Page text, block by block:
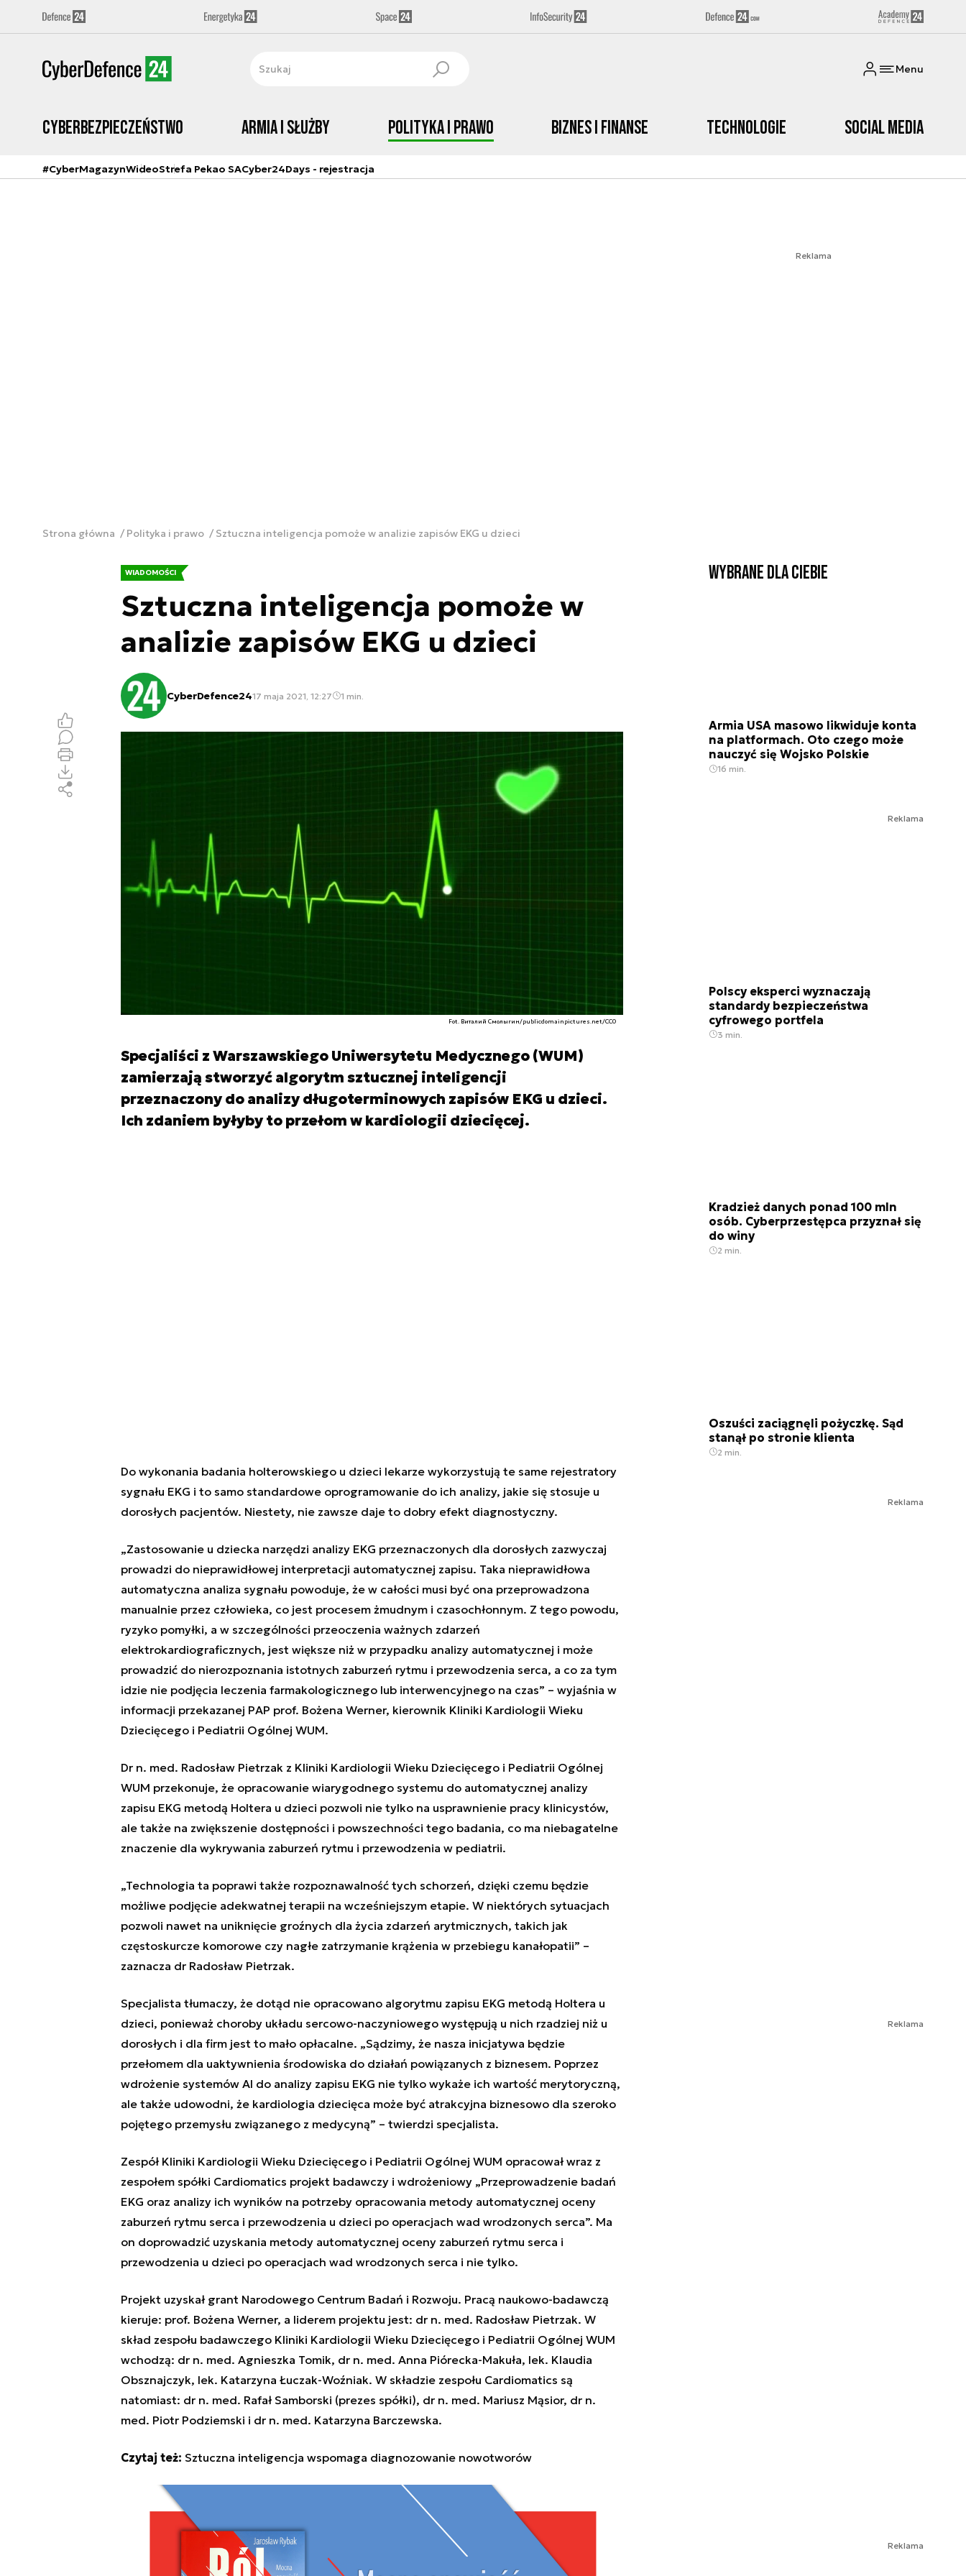
Menu
Cyberbezpieczeństwo Armia i Służby Polityka i prawo Biznes i Finanse Technologie Social media
#CyberMagazynWideoStrefa Pekao SACyber24Days - rejestracja
Reklama
Strona główna Polityka i prawo Sztuczna inteligencja pomoże w analizie zapisów EKG u dzieci
WIADOMOŚCI
Sztuczna inteligencja pomoże w
analizie zapisów EKG u dzieci
CyberDefence2417 maja 2021, 12:27 1 min.
Fot. Виталий Смолыгин/publicdomainpictures.net/CC0
Specjaliści z Warszawskiego Uniwersytetu Medycznego (WUM)
zamierzają stworzyć algorytm sztucznej inteligencji
przeznaczony do analizy długoterminowych zapisów EKG u dzieci.
Ich zdaniem byłyby to przełom w kardiologii dziecięcej.
Do wykonania badania holterowskiego u dzieci lekarze wykorzystują te same rejestratory
sygnału EKG i to samo standardowe oprogramowanie do ich analizy, jakie się stosuje u
dorosłych pacjentów. Niestety, nie zawsze daje to dobry efekt diagnostyczny.
„Zastosowanie u dziecka narzędzi analizy EKG przeznaczonych dla dorosłych zazwyczaj
prowadzi do nieprawidłowej interpretacji automatycznej zapisu. Taka nieprawidłowa
automatyczna analiza sygnału powoduje, że w całości musi być ona przeprowadzona
manualnie przez człowieka, co jest procesem żmudnym i czasochłonnym. Z tego powodu,
ryzyko pomyłki, a w szczególności przeoczenia ważnych zdarzeń
elektrokardiograficznych, jest większe niż w przypadku analizy automatycznej i może
prowadzić do nierozpoznania istotnych zaburzeń rytmu i przewodzenia serca, a co za tym
idzie nie podjęcia leczenia farmakologicznego lub interwencyjnego na czas” – wyjaśnia w
informacji przekazanej PAP prof. Bożena Werner, kierownik Kliniki Kardiologii Wieku
Dziecięcego i Pediatrii Ogólnej WUM.
Dr n. med. Radosław Pietrzak z Kliniki Kardiologii Wieku Dziecięcego i Pediatrii Ogólnej
WUM przekonuje, że opracowanie wiarygodnego systemu do automatycznej analizy
zapisu EKG metodą Holtera u dzieci pozwoli nie tylko na usprawnienie pracy klinicystów,
ale także na zwiększenie dostępności i powszechności tego badania, co ma niebagatelne
znaczenie dla wykrywania zaburzeń rytmu i przewodzenia w pediatrii.
„Technologia ta poprawi także rozpoznawalność tych schorzeń, dzięki czemu będzie
możliwe podjęcie adekwatnej terapii na wcześniejszym etapie. W niektórych sytuacjach
pozwoli nawet na uniknięcie groźnych dla życia zdarzeń arytmicznych, takich jak
częstoskurcze komorowe czy nagłe zatrzymanie krążenia w przebiegu kanałopatii” –
zaznacza dr Radosław Pietrzak.
Specjalista tłumaczy, że dotąd nie opracowano algorytmu zapisu EKG metodą Holtera u
dzieci, ponieważ choroby układu sercowo-naczyniowego występują u nich rzadziej niż u
dorosłych i dla firm jest to mało opłacalne. „Sądzimy, że nasza inicjatywa będzie
przełomem dla uaktywnienia środowiska do działań powiązanych z biznesem. Poprzez
wdrożenie systemów AI do analizy zapisu EKG nie tylko wykaże ich wartość merytoryczną,
ale także udowodni, że kardiologia dziecięca może być atrakcyjna biznesowo dla szeroko
pojętego przemysłu związanego z medycyną” – twierdzi specjalista.
Zespół Kliniki Kardiologii Wieku Dziecięcego i Pediatrii Ogólnej WUM opracował wraz z
zespołem spółki Cardiomatics projekt badawczy i wdrożeniowy „Przeprowadzenie badań
EKG oraz analizy ich wyników na potrzeby opracowania metody automatycznej oceny
zaburzeń rytmu serca i przewodzenia u dzieci po operacjach wad wrodzonych serca”. Ma
on doprowadzić uzyskania metody automatycznej oceny zaburzeń rytmu serca i
przewodzenia u dzieci po operacjach wad wrodzonych serca i nie tylko.
Projekt uzyskał grant Narodowego Centrum Badań i Rozwoju. Pracą naukowo-badawczą
kieruje: prof. Bożena Werner, a liderem projektu jest: dr n. med. Radosław Pietrzak. W
skład zespołu badawczego Kliniki Kardiologii Wieku Dziecięcego i Pediatrii Ogólnej WUM
wchodzą: dr n. med. Agnieszka Tomik, dr n. med. Anna Piórecka-Makuła, lek. Klaudia
Obsznajczyk, lek. Katarzyna Łuczak-Woźniak. W składzie zespołu Cardiomatics są
natomiast: dr n. med. Rafał Samborski (prezes spółki), dr n. med. Mariusz Mąsior, dr n.
med. Piotr Podziemski i dr n. med. Katarzyna Barczewska.
Czytaj też: Sztuczna inteligencja wspomaga diagnozowanie nowotworów
Wybrane dla Ciebie
Armia USA masowo likwiduje konta
na platformach. Oto czego może
nauczyć się Wojsko Polskie
16 min.
Reklama
Polscy eksperci wyznaczają
standardy bezpieczeństwa
cyfrowego portfela
3 min.
Kradzież danych ponad 100 mln
osób. Cyberprzestępca przyznał się
do winy
2 min.
Oszuści zaciągnęli pożyczkę. Sąd
stanął po stronie klienta
2 min.
Reklama
Reklama
Reklama